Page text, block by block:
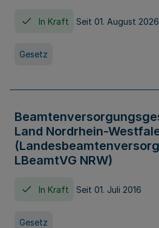
In Kraft Seit 01. August 2026
Gesetz
Land Nordrhein-
LBeamtVG NRW)
In Kraft Seit 01. Juli 2016
Gesetz